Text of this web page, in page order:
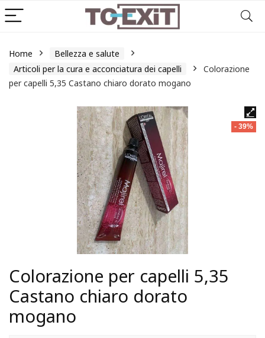
Home
Bellezza e salute
Articoli per la cura e acconciatura dei capelli
Colorazione
per capelli 5,35 Castano chiaro dorato mogano
- 39%
Colorazione per capelli 5,35
Castano chiaro dorato
mogano